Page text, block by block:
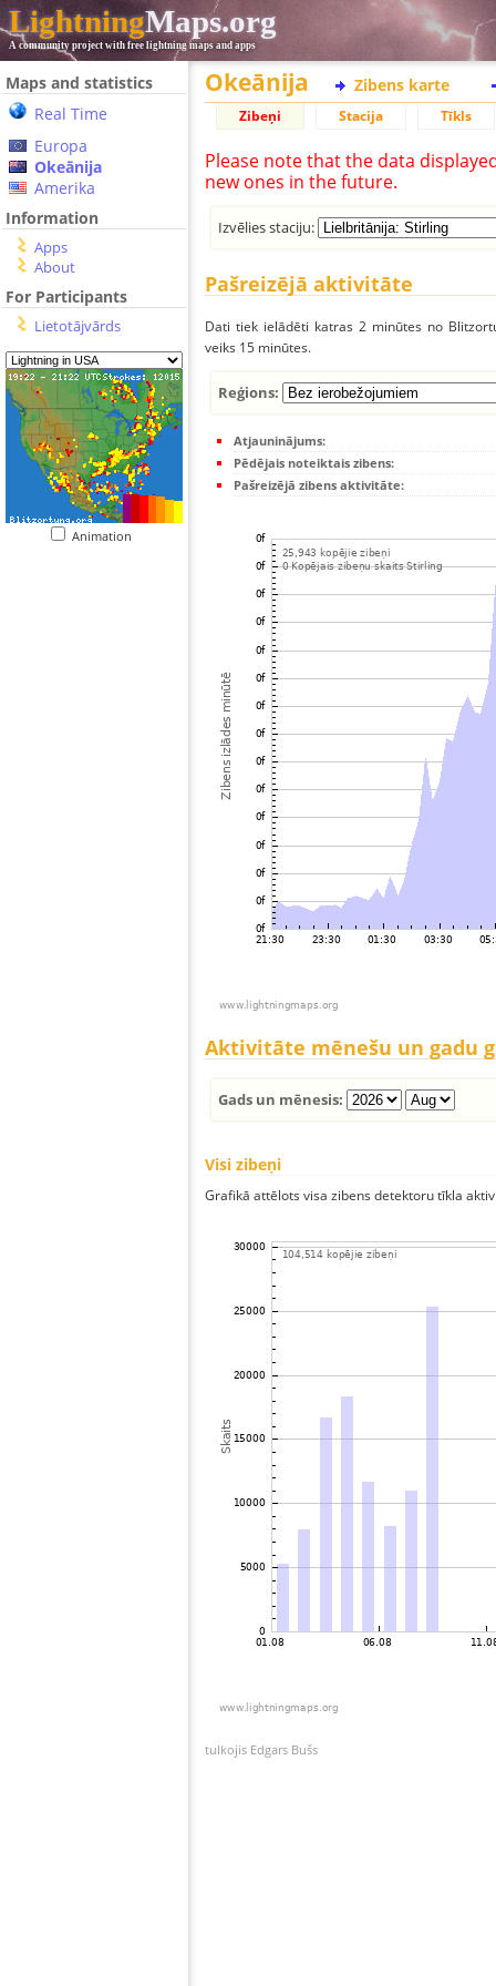
LightningMaps.org
A community project with free lightning maps and apps
Maps and statistics
Real Time
Europa
Okeānija
Amerika
Information
Apps
About
For Participants
Lietotājvārds
Animation
Okeānija Zibens karte
Zibeņi Stacija Tīkls
Please note that the data
new ones in the future.
Izvēlies staciju:
Pašreizējā aktivitāte
Dati tiek ielādēti katras 2 minūtes no
veiks 15 minūtes.
Reģions:
Atjauninājums:
Pēdējais noteiktais zibens:
Pašreizējā zibens aktivitāte:
Aktivitāte mēnešu un gadu
Gads un mēnesis:
Visi zibeņi
Grafikā attēlots visa zibens detektoru tīkla
tulkojis Edgars Bušs